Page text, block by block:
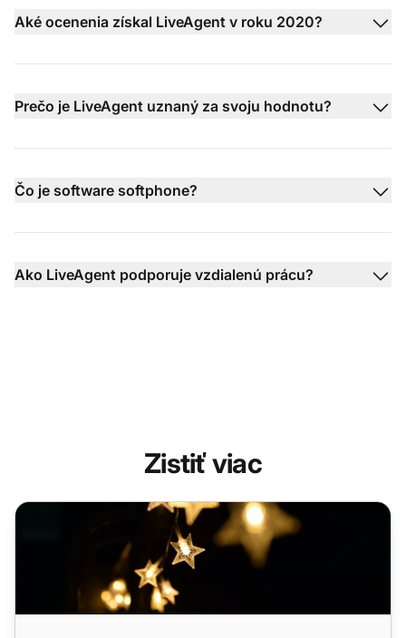
Aké ocenenia získal LiveAgent v roku 2020?
Prečo je LiveAgent uznaný za svoju hodnotu?
Čo je software softphone?
Ako LiveAgent podporuje vzdialenú prácu?
Zistiť viac
LiveAgent opäť kraľuje rebríčkom ako líder v